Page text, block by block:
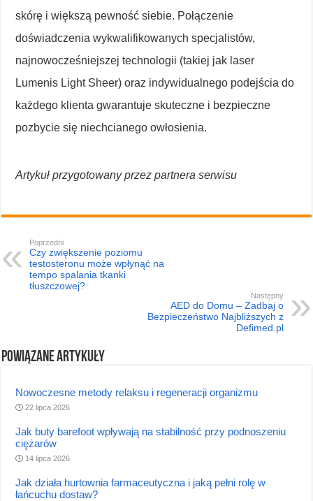
skórę i większą pewność siebie. Połączenie
doświadczenia wykwalifikowanych specjalistów,
najnowocześniejszej technologii (takiej jak laser
Lumenis Light Sheer) oraz indywidualnego podejścia do
każdego klienta gwarantuje skuteczne i bezpieczne
pozbycie się niechcianego owłosienia.
Artykuł przygotowany przez partnera serwisu
Poprzedni
Czy zwiększenie poziomu
testosteronu może wpłynąć na
tempo spalania tkanki
tłuszczowej?
Następny
AED do Domu – Zadbaj o
Bezpieczeństwo Najbliższych z
Defimed.pl
Powiązane artykuły
Nowoczesne metody relaksu i regeneracji organizmu
22 lipca 2026
Jak buty barefoot wpływają na stabilność przy podnoszeniu
ciężarów
14 lipca 2026
Jak działa hurtownia farmaceutyczna i jaką pełni rolę w
łańcuchu dostaw?